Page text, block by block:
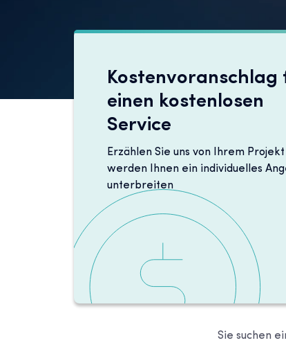
Kostenvoranschlag
einen kostenlosen
Service
Erzählen Sie uns von Ihrem
werden Ihnen ein individuelles
unterbreiten
Sie suchen